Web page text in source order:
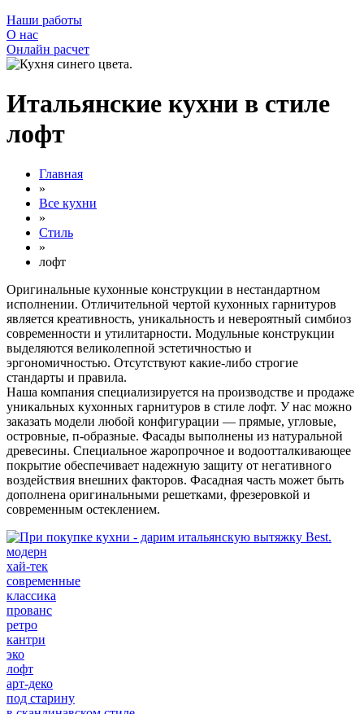
Наши работы
О нас
Онлайн расчет
Итальянские кухни в стиле
лофт
Главная
»
Все кухни
»
Стиль
»
лофт
Оригинальные кухонные конструкции в нестандартном
исполнении. Отличительной чертой кухонных гарнитуров
является креативность, уникальность и невероятный симбиоз
современности и утилитарности. Модульные конструкции
выделяются великолепной эстетичностью и
эргономичностью. Отсутствуют какие-либо строгие
стандарты и правила.
Наша компания специализируется на производстве и продаже
уникальных кухонных гарнитуров в стиле лофт. У нас можно
заказать модели любой конфигурации — прямые, угловые,
островные, п-образные. Фасады выполнены из натуральной
древесины. Специальное жаропрочное и водоотталкивающее
покрытие обеспечивает надежную защиту от негативного
воздействия внешних факторов. Фасадная часть может быть
дополнена оригинальными решетками, фрезеровкой и
современным остеклением.
модерн
хай-тек
современные
классика
прованс
ретро
кантри
эко
лофт
арт-деко
под старину